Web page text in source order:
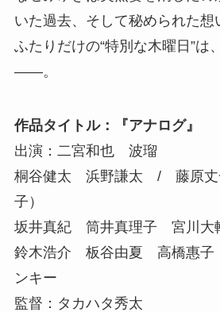
いた過去、そして秘められた想
ふたりだけの“特別な木曜日”は
――。
作品タイトル：『アナログ』
出演：二宮和也 波瑠
桐谷健太 浜野謙太 / 藤原丈
子）
坂井真紀 筒井真理子 宮川大
鈴木浩介 板谷由夏 高橋惠
ンキー
監督：タカハタ秀太